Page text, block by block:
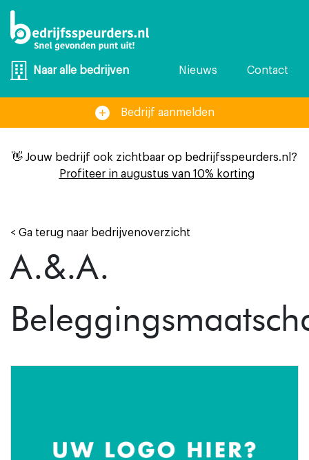
Naar alle bedrijven Nieuws Contact
Bedrijf aanmelden
👋 Jouw bedrijf ook zichtbaar op bedrijfsspeurders.nl?
Profiteer in augustus van 10% korting
< Ga terug naar bedrijvenoverzicht
A.&.A.